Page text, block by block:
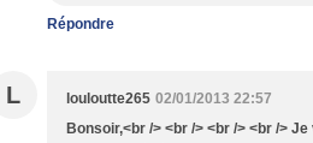
Répondre
L louloutte265 02/01/2013 22:57
Bonsoir,<br /> <br /> <br /> <br />